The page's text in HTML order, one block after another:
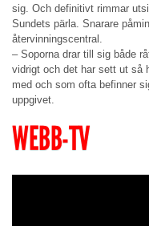
sig. Och definitivt rimmar
Sundets pärla. Snarare
återvinningscentral.
– Soporna drar till sig både
vidrigt och det har sett ut så
med och som ofta befinner
uppgivet.
WEBB-TV